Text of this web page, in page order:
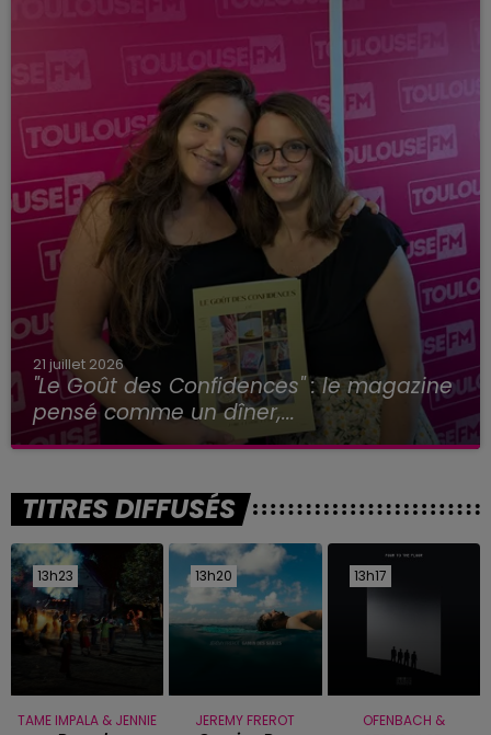
21 juillet 2026
"Le Goût des Confidences" : le magazine
pensé comme un dîner,...
TITRES DIFFUSÉS
13h23
13h23
TAME IMPALA & JENNIE
13h20
13h20
JEREMY FREROT
13h17
13h17
OFENBACH &